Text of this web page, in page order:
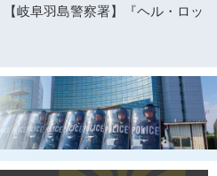
【岐阜羽島警察署】『ヘル・ロッ